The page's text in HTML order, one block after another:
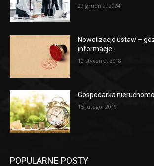
29 grudnia, 2024
Nowelizacje ustaw –
informacje
10 stycznia, 2018
Gospodarka
15 lutego, 2019
POPULARNE POSTY